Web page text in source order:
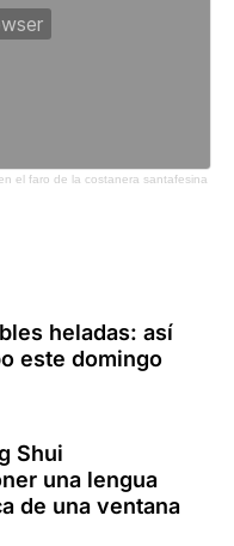
el faro de la costanera santafesina
heladas: así
este domingo
Shui
una lengua
de una ventana